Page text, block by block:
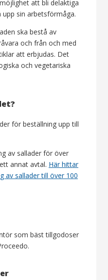
att bli delaktiga
sin arbetsförmåga.
ska bestå av
och från och med
att erbjudas. Det
och vegetariska
för beställning upp till
av sallader för över
annat avtal. Här hittar
av sallader till över 100
som bäst tillgodoser